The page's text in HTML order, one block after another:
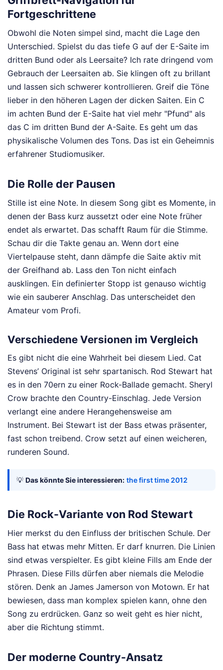
Fortgeschrittene
Obwohl die Noten simpel sind, macht die Lage den
Unterschied. Spielst du das tiefe G auf der E-Saite im
dritten Bund oder als Leersaite? Ich rate dringend vom
Gebrauch der Leersaiten ab. Sie klingen oft zu brillant
und lassen sich schwerer kontrollieren. Greif die Töne
lieber in den höheren Lagen der dicken Saiten. Ein C
im achten Bund der E-Saite hat viel mehr "Pfund" als
das C im dritten Bund der A-Saite. Es geht um das
physikalische Volumen des Tons. Das ist ein Geheimnis
erfahrener Studiomusiker.
Die Rolle der Pausen
Stille ist eine Note. In diesem Song gibt es Momente, in
denen der Bass kurz aussetzt oder eine Note früher
endet als erwartet. Das schafft Raum für die Stimme.
Schau dir die Takte genau an. Wenn dort eine
Viertelpause steht, dann dämpfe die Saite aktiv mit
der Greifhand ab. Lass den Ton nicht einfach
ausklingen. Ein definierter Stopp ist genauso wichtig
wie ein sauberer Anschlag. Das unterscheidet den
Amateur vom Profi.
Verschiedene Versionen im Vergleich
Es gibt nicht die eine Wahrheit bei diesem Lied. Cat
Stevens’ Original ist sehr spartanisch. Rod Stewart hat
es in den 70ern zu einer Rock-Ballade gemacht. Sheryl
Crow brachte den Country-Einschlag. Jede Version
verlangt eine andere Herangehensweise am
Instrument. Bei Stewart ist der Bass etwas präsenter,
fast schon treibend. Crow setzt auf einen weicheren,
runderen Sound.
💡 Das könnte Sie interessieren: the first time 2012
Die Rock-Variante von Rod Stewart
Hier merkst du den Einfluss der britischen Schule. Der
Bass hat etwas mehr Mitten. Er darf knurren. Die Linien
sind etwas verspielter. Es gibt kleine Fills am Ende der
Phrasen. Diese Fills dürfen aber niemals die Melodie
stören. Denk an James Jamerson von Motown. Er hat
bewiesen, dass man komplex spielen kann, ohne den
Song zu erdrücken. Ganz so weit geht es hier nicht,
aber die Richtung stimmt.
Der moderne Country-Ansatz